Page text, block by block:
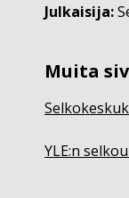
Julkaisija:
Muita
YLE:n